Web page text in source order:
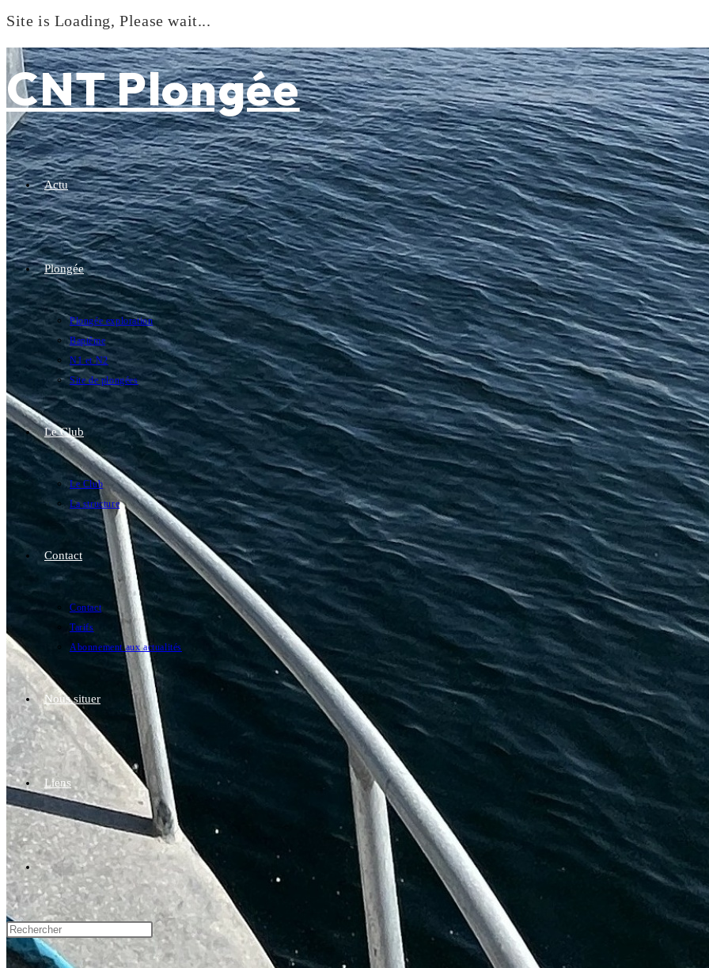
Site is Loading, Please wait...
to
content
CNT Plongée
Actu
Plongée
Plongée exploration
Baptême
N1 et N2
Site de plongées
Le Club
Le Club
La structure
Contact
Contact
Tarifs
Abonnement aux actualités
Nous situer
Liens
Toggle
website